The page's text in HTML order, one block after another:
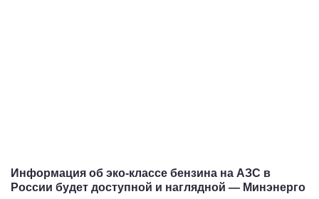
Информация об эко-классе бензина на АЗС в
России будет доступной и наглядной — Минэнерго